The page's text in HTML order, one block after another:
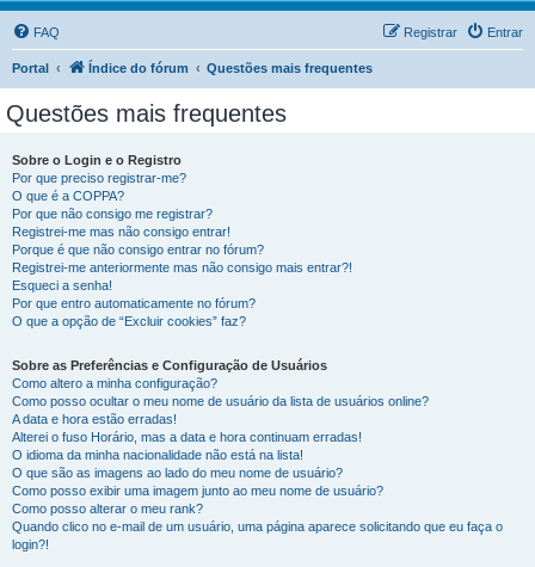
FAQ Entrar
Registrar
Portal Índice do fórum Questões mais frequentes
Questões mais frequentes
Sobre o Login e o Registro
Por que preciso registrar-me?
O que é a COPPA?
Por que não consigo me registrar?
Registrei-me mas não consigo entrar!
Porque é que não consigo entrar no fórum?
Registrei-me anteriormente mas não consigo mais entrar?!
Esqueci a senha!
Por que entro automaticamente no fórum?
O que a opção de “Excluir cookies” faz?
Sobre as Preferências e Configuração de Usuários
Como altero a minha configuração?
Como posso ocultar o meu nome de usuário da lista de usuários online?
A data e hora estão erradas!
Alterei o fuso Horário, mas a data e hora continuam erradas!
O idioma da minha nacionalidade não está na lista!
O que são as imagens ao lado do meu nome de usuário?
Como posso exibir uma imagem junto ao meu nome de usuário?
Como posso alterar o meu rank?
Quando clico no e-mail de um usuário, uma página aparece solicitando que eu faça o
login?!